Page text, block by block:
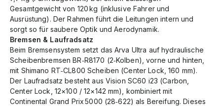
Gesamtgewicht von 120 kg (inklusive Fahrer und
Ausrüstung). Der Rahmen führt die Leitungen intern und
sorgt so für saubere Optik und Aerodynamik.
Bremsen & Laufradsatz
Beim Bremsensystem setzt das Arva Ultra auf hydraulische
Scheibenbremsen BR‑R8170 (2‑Kolben), vorne und hinten,
mit Shimano RT‑CL800 Scheiben (Center Lock, 160 mm).
Der Laufradsatz besteht aus Vision SC60 i23 (Carbon,
Center Lock, 12×100 / 12×142 mm), kombiniert mit
Continental Grand Prix 5000 (28‑622) als Bereifung. Dieses